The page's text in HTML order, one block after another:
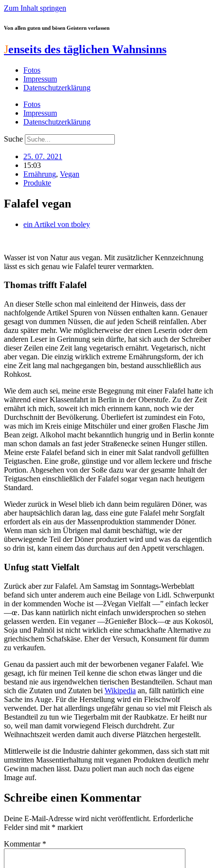
Zum Inhalt springen
Von allen guten und bösen Geistern verlassen
Jenseits des täglichen Wahnsinns
Fotos
Impressum
Datenschutzerklärung
Fotos
Impressum
Datenschutzerklärung
Suche
25. 07. 2021
15:03
Ernährung, Vegan
Produkte
Falafel vegan
ein Artikel von tboley
Wasser ist von Natur aus vegan. Mit zusätzlicher Kennzeichnung
lässt es sich genau wie Falafel teurer vermarkten.
Thomas trifft Falafel
An dieser Stelle schon mal einleitend der Hinweis, dass der
nachfolgende Artikel Spuren von Nüssen enthalten kann. Genauer
gesagt von dummen Nüssen, die auf jeden Scheiß reinfallen. Aber
dazu später mehr. Wie möglicherweise der einen Leserin oder dem
anderen Leser in Gerinnung sein dürfte, hat sich auch der Schreiber
dieser Zeilen eine Zeit lang vegetarisch ernährt. Vegetarisch, nicht
aber vegan. Die einzig wirklich extreme Ernährungsform, der ich
eine Zeit lang mal nachgegangen bin, bestand ausschließlich aus
Rohkost.
Wie dem auch sei, meine erste Begegnung mit einer Falafel hatte ich
während einer Klassenfahrt in Berlin in der Oberstufe. Zu der Zeit
ernährt ich mich, soweit ich mich erinnern kann, noch wie der
Durchschnitt der Bevölkerung. Überliefert ist zumindest ein Foto,
was mich im Kreis einige Mitschüler und einer großen Flasche Jim
Bean zeigt. Alkohol macht bekanntlich hungrig und in Berlin konnte
man schon damals an fast jeder Straßenecke seinen Hunger stillen.
Meine erste Falafel befand sich in einer mit Salat randvoll gefüllten
Teigtaschen. Eine große, günstige und vor allem leckere und frische
Portion. Abgesehen von der Soße dazu war der gesamte Inhalt der
Teigtaschen einschließlich der Falafel sogar vegan nach heutigem
Standard.
Wieder zurück in Wesel blieb ich dann beim regulären Döner, was
aber hauptsächlich daran lag, dass eine gute Falafel mehr Sorgfalt
erfordert als ein aus der Massenproduktion stammender Döner.
Wenn man sich im Übrigen mal damit beschäftigt, wie der
überwiegende Teil der Döner produziert wird und was da eigentlich
so drin ist, kann einem das durchaus auf den Appetit verschlagen.
Unfug statt Vielfalt
Zurück aber zur Falafel. Am Samstag im Sonntags-Werbeblatt
befand sich unter anderem auch eine Beilage von Lidl. Schwerpunkt
in der kommenden Woche ist —žVegan Vielfalt —” einfach lecker
—œ. Das kann natürlich nicht einfach unwidersprochen so stehen
gelassen werden. Ein veganer —žGenießer Block—œ aus Kokosöl,
Soja und Palmöl ist nicht wirklich eine schmackhafte Alternative zu
griechischem Schafskäse. Eher der Versuch, Konsument für dumm
zu verkaufen.
Genau da passiert auch mit der beworbenen veganer Falafel. Wie
gesagt, ich für meinen Teil kenne die schon etwas länger und die
bestand nie aus irgendwelchen tierischen Bestandteilen. Schaut man
sich die Zutaten und Zutaten bei Wikipedia an, fällt natürlich eine
Sache ins Auge. Für die Herstellung wird ein Fleischwolf
verwendet. Der hat allerdings ungefähr genau so viel mit Fleisch als
Bestandteil zu tun wie Tiegerbalm mit der Raubkatze. Er heißt nur
so, weil man damit vorwiegend Fleisch durchdreht. Zur
Weihnachtszeit werden damit auch diverse Plätzchen hergestellt.
Mittlerweile ist die Industrie dahinter gekommen, dass sich statt mit
umstritten Massentierhaltung mit veganen Produkten deutlich mehr
Gewinn machen lässt. Dazu poliert man auch noch das eigene
Image auf.
Schreibe einen Kommentar
Deine E-Mail-Adresse wird nicht veröffentlicht. Erforderliche
Felder sind mit * markiert
Kommentar *